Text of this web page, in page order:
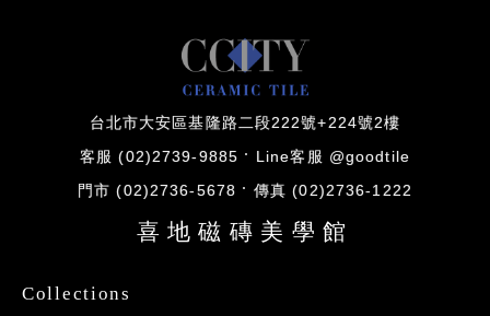
台北市大安區基隆路二段222號+224號2樓
客服 (02)2739-9885 Line客服 @goodtile
門市 (02)2736-5678 傳真 (02)2736-1222
喜地磁磚美學館
Collections